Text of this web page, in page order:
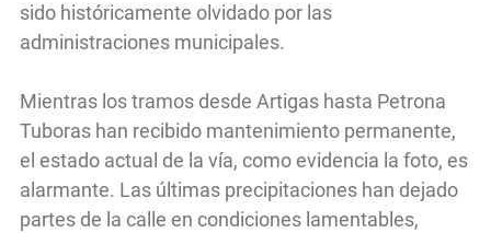
sido históricamente olvidado por las
administraciones municipales.
Mientras los tramos desde Artigas hasta Petrona
Tuboras han recibido mantenimiento permanente,
el estado actual de la vía, como evidencia la foto, es
alarmante. Las últimas precipitaciones han dejado
partes de la calle en condiciones lamentables,